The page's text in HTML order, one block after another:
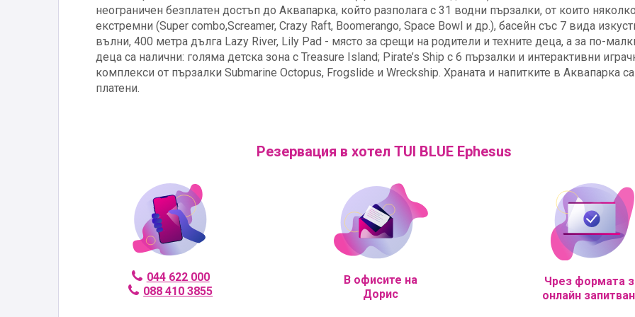
неограничен безплатен достъп до Аквапарка, който разполага с 31 водни пързалки, от които няколко
екстремни (Super combo,Screamer, Crazy Raft, Boomerango, Space Bowl и др.), басейн със 7 вида
вълни, 400 метра дълга Lazy River, Lily Pad - място за срещи на родители и техните деца, а за по-
деца са налични: голяма детска зона с Treasure Island; Pirate’s Ship с 6 пързалки и интерактивни
комплекси от пързалки Submarine Octopus, Frogslide и Wreckship. Храната и напитките в Аквапарка са
платени.
Резервация в хотел TUI BLUE Ephesus
044 622 000
088 410 3855
В офисите на
Дорис
Чрез формата
онлайн